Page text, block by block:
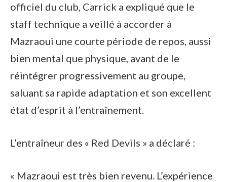
officiel du club, Carrick a expliqué que le
staff technique a veillé à accorder à
Mazraoui une courte période de repos, aussi
bien mental que physique, avant de le
réintégrer progressivement au groupe,
saluant sa rapide adaptation et son excellent
état d’esprit à l’entraînement.
L’entraîneur des « Red Devils » a déclaré :
« Mazraoui est très bien revenu. L’expérience